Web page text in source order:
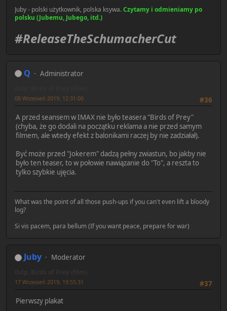
Juby - polski użytkownik, polska ksywa.Czytamy i odmieniamy po
polsku (Jubemu, Jubego, itd.)
#ReleaseTheSchumacherCut
Q Administrator
#36
08 Wrzesień 2019, 12:31:00
A przed seansem w IMAX nie było teasera "Birds of Prey"
(chyba, że go dodali na początku reklama a nie przed samym
filmem, ale wtedy efekt z balonikami raczej by nie zadziałał).
Być może przed "Jokerem" dadzą pełny zwiastun, bo jakby nie
było ten teaser, to w połowie nawiązanie do "To", a reszta to
tylko szybkie ujęcia.
What was the point of all those push-ups if you can't even lift a bloody
log?
Si vis pacem, para bellum (If you want peace, prepare for war)
Juby Moderator
#37
17 Wrzesień 2019, 19:55:31
Pierwszy plakat